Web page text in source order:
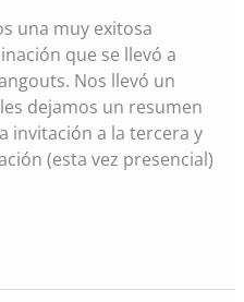
una muy exitosa
que se llevó a
Nos llevó un
dejamos un resumen
invitación a la tercera y
(esta vez presencial)